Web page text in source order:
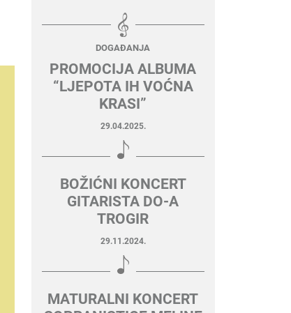
DOGAĐANJA
PROMOCIJA ALBUMA
“LJEPOTA IH VOĆNA
KRASI”
29.04.2025.
BOŽIĆNI KONCERT
GITARISTA DO-A
TROGIR
29.11.2024.
MATURALNI KONCERT